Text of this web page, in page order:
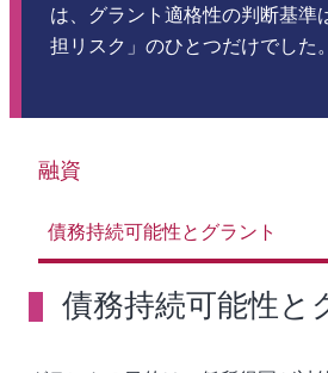
は、グラント適格性の判断基準
担リスク」のひとつだけでした。
融資
債務持続可能性とグラント
債務持続可能性と